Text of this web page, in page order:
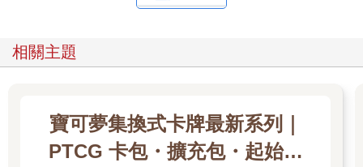
相關主題
寶可夢集換式卡牌最新系列｜
PTCG 卡包・擴充包・起始牌